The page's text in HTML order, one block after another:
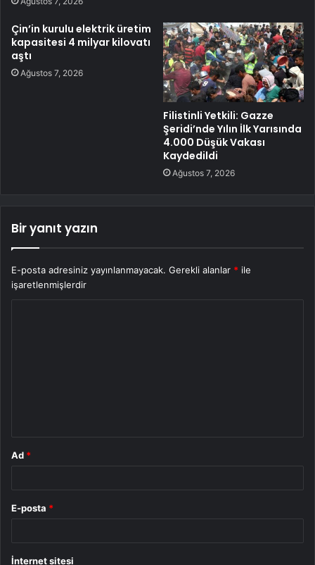
Çin’in kurulu elektrik üretim
kapasitesi 4 milyar kilovatı
aştı
Ağustos 7, 2026
Filistinli Yetkili: Gazze
Şeridi’nde Yılın İlk Yarısında
4.000 Düşük Vakası
Kaydedildi
Ağustos 7, 2026
Bir yanıt yazın
E-posta adresiniz yayınlanmayacak. Gerekli alanlar * ile
işaretlenmişlerdir
Ad *
E-posta *
İnternet sitesi